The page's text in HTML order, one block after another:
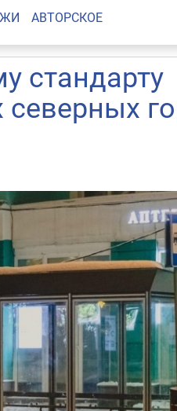
АВТОРСКОЕ
стандарту